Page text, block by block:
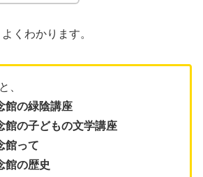
くわかります。
、
館の緑陰講座
館の子どもの文学講座
館って
館の歴史